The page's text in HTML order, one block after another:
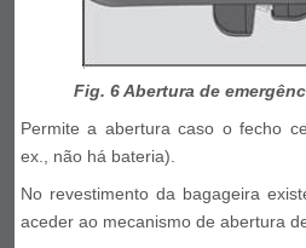
Fig. 6 Abertura de
Permite a abertura caso o fecho
ex., não há bateria).
No revestimento da bagageira
aceder ao mecanismo de abertura